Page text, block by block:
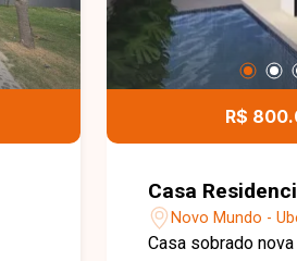
R$
Casa
Novo Mundo -
Casa sobrado